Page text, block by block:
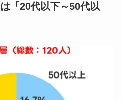
「20代以下～50代以